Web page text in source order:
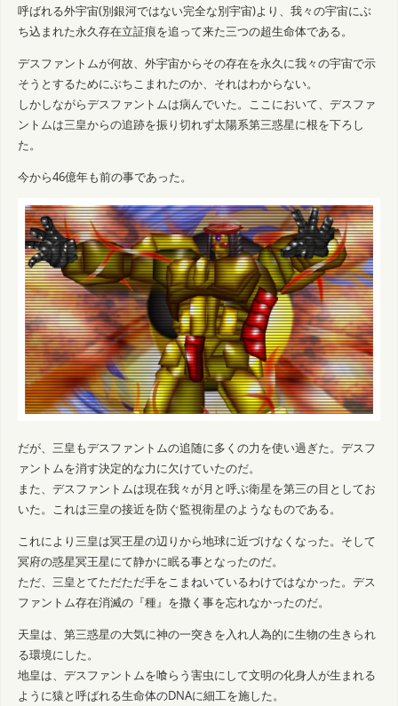
呼ばれる外宇宙(別銀河ではない完全な別宇宙)より、我々の宇宙にぶ
ち込まれた永久存在立証痕を追って来た三つの超生命体である。
デスファントムが何故、外宇宙からその存在を永久に我々の宇宙で示
そうとするためにぶちこまれたのか、それはわからない。
しかしながらデスファントムは病んでいた。ここにおいて、デスファ
ントムは三皇からの追跡を振り切れず太陽系第三惑星に根を下ろし
た。
今から46億年も前の事であった。
だが、三皇もデスファントムの追随に多くの力を使い過ぎた。デスフ
ァントムを消す決定的な力に欠けていたのだ。
また、デスファントムは現在我々が月と呼ぶ衛星を第三の目としてお
いた。これは三皇の接近を防ぐ監視衛星のようなものである。
これにより三皇は冥王星の辺りから地球に近づけなくなった。そして
冥府の惑星冥王星にて静かに眠る事となったのだ。
ただ、三皇とてただただ手をこまねいているわけではなかった。デス
ファントム存在消滅の『種』を撒く事を忘れなかったのだ。
天皇は、第三惑星の大気に神の一突きを入れ人為的に生物の生きられ
る環境にした。
地皇は、デスファントムを喰らう害虫にして文明の化身人が生まれる
ように猿と呼ばれる生命体のDNAに細工を施した。